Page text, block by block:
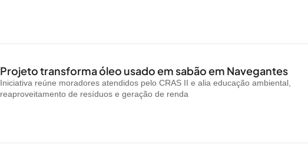
Projeto transforma óleo usado em sabão em Navegantes
Iniciativa reúne moradores atendidos pelo CRAS II e alia educação ambiental,
reaproveitamento de resíduos e geração de renda